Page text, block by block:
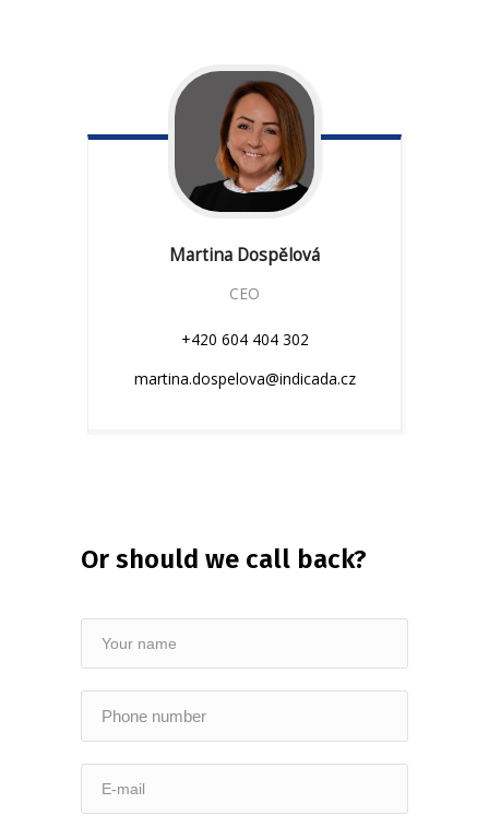
Martina Dospělová
CEO
+420 604 404 302
martina.dospelova@indicada.cz
Or should we call back?